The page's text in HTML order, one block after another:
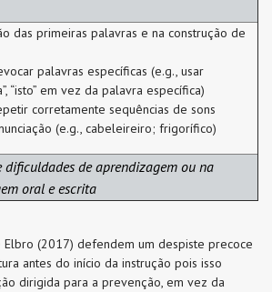
das primeiras palavras e na construção de
palavras específicas (e.g., usar
“isto” em vez da palavra específica)
corretamente sequências de sons
(e.g., cabeleireiro; frigorífico)
de aprendizagem ou na
oral e escrita
Elbro (2017) defendem um despiste precoce
antes do início da instrução pois isso
dirigida para a prevenção, em vez da